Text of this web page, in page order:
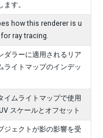
ます。
how this renderer is u
ray tracing.
ダラーに適用されるリア
ライトマップのインデッ
イムライトマップで使用
スケールとオフセット
ジェクトが影の影響を受